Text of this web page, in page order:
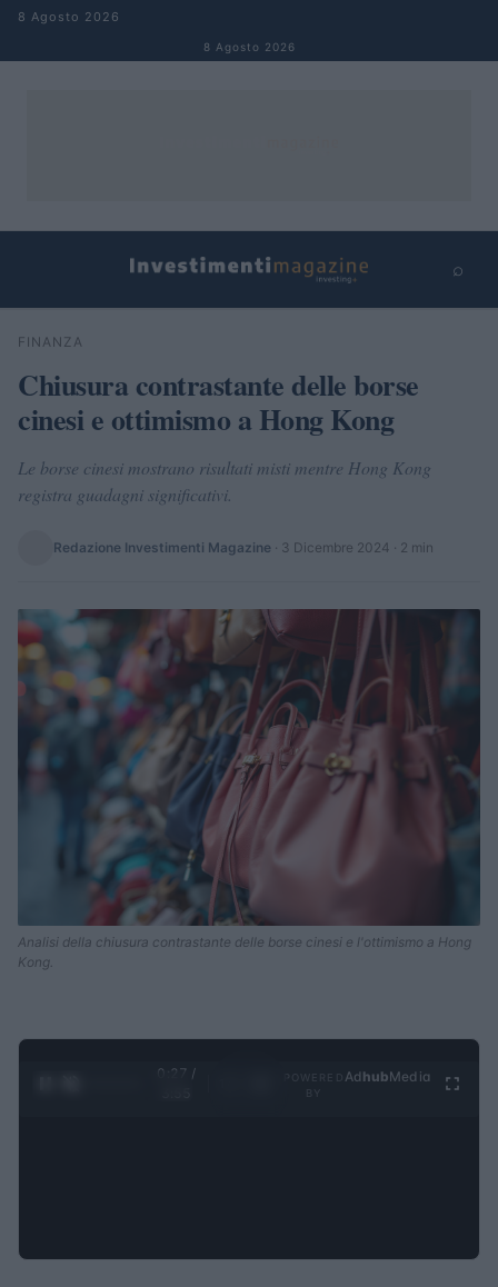
Salta al contenuto
8 Agosto 2026
8 Agosto 2026
⌕
Cerca
FINANZA
Chiusura contrastante delle borse
cinesi e ottimismo a Hong Kong
Le borse cinesi mostrano risultati misti mentre Hong Kong
registra guadagni significativi.
Redazione Investimenti Magazine · 3 Dicembre 2024 · 2 min
Analisi della chiusura contrastante delle borse cinesi e l'ottimismo a Hong
Kong.
0:28 /
Ad hubMedia